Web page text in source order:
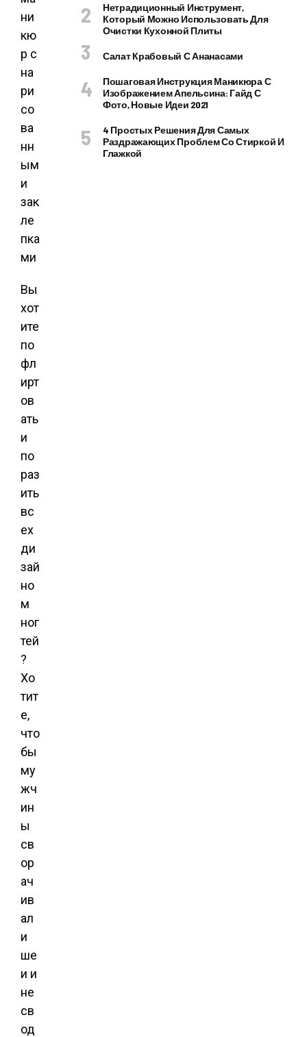
Вы
хот
ите
по
фл
ирт
ов
ать
и
по
раз
ить
вс
ех
ди
зай
но
м
ног
тей
?
Хо
тит
е,
что
бы
му
жч
ин
ы
св
ор
ач
ив
ал
и
ше
и и
не
св
од
Нетрадиционный Инструмент,
Который Можно Использовать Для
Очистки Кухонной Плиты
Салат Крабовый С Ананасами
Пошаговая Инструкция Маникюра С
Изображением Апельсина: Гайд С
Фото, Новые Идеи 2021
4 Простых Решения Для Самых
Раздражающих Проблем Со Стиркой И
Глажкой